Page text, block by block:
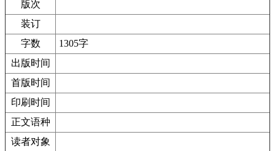
版次
装订
字数
1305字
出版时间
首版时间
印刷时间
正文语种
读者对象